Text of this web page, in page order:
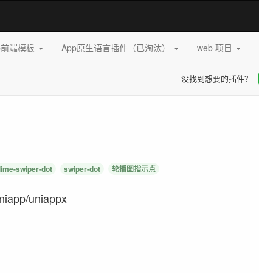
端模板 App原生语言插件（已淘汰） web 项目
没找到想要的插件？
swiper-dot swiper-dot 轮播图指示点
uniappx